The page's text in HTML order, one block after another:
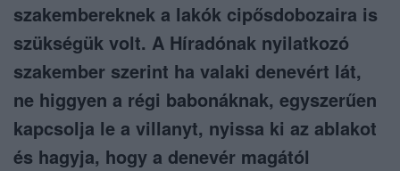
szakembereknek a lakók cipősdobozaira is
szükségük volt. A Híradónak nyilatkozó
szakember szerint ha valaki denevért lát,
ne higgyen a régi babonáknak, egyszerűen
kapcsolja le a villanyt, nyissa ki az ablakot
és hagyja, hogy a denevér magától